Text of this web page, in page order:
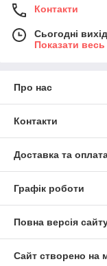
Контакти
Сьогодні
Показати
Про нас
Контакти
Доставка та
Графік роботи
Повна версія
Сайт створено на